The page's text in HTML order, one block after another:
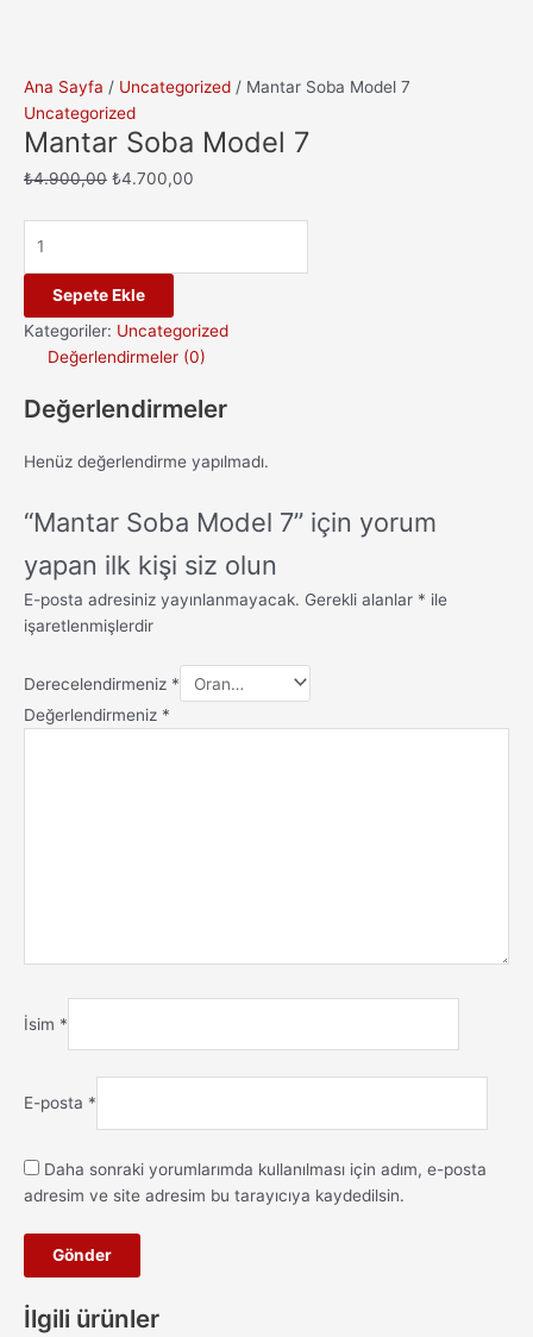
Ana Sayfa / Uncategorized / Mantar Soba Model 7
Uncategorized
Mantar Soba Model 7
₺4.900,00 Orijinal
₺4.700,00
Soba
adet
Sepete Ekle
Kategoriler: Uncategorized
Değerlendirmeler (0)
Değerlendirmeler
Henüz değerlendirme yapılmadı.
“Mantar Soba Model 7” için yorum
yapan ilk kişi siz olun
E-posta adresiniz yayınlanmayacak. Gerekli alanlar * ile
işaretlenmişlerdir
Derecelendirmeniz *
Değerlendirmeniz *
İsim *
E-posta *
Daha sonraki yorumlarımda kullanılması için adım, e-posta
adresim ve site adresim bu tarayıcıya kaydedilsin.
İlgili ürünler